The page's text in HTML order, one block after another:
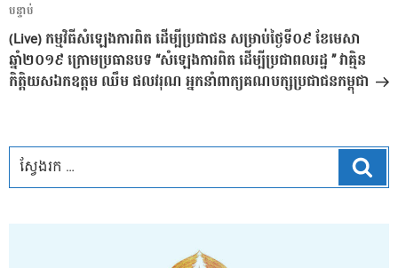
អត្ថបទ
បន្ទាប់
បន្ទាប់
(Live) កម្មវិធីសំឡេងការពិត ដើម្បីប្រជាជន សម្រាប់ថ្ងៃទី០៩ ខែមេសា
ឆ្នាំ២០១៩ ក្រោមប្រធានបទ “សំឡេងការពិត ដើម្បីប្រជាពលរដ្ឋ ” វាគ្មិន
កិត្តិយសឯកឧត្តម ឈឹម ផលវរុណ អ្នកនាំពាក្យគណបក្សប្រជាជនកម្ពុជា